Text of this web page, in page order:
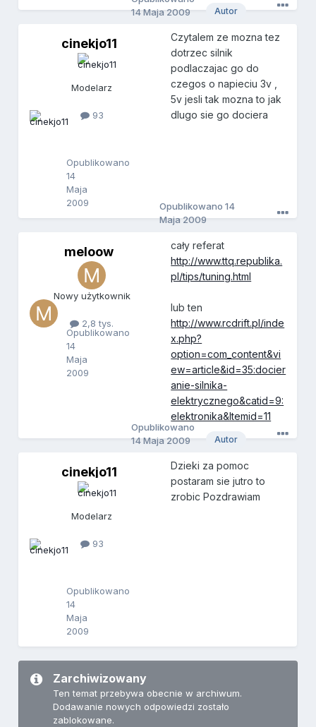
c
e
k
o
Opublikowano
14
Maja
2009
cinekjo11
Modelarz
93
Autor
14 Maja 2009
Czytalem ze mozna tez
dotrzec silnik
podlaczajac go do
czegos o napieciu 3v ,
5v jesli tak mozna to jak
dlugo sie go dociera
m
o
o
w
Opublikowano
14
Maja
2009
meloow
Nowy użytkownik
2,8 tys.
Opublikowano14
Maja 2009
cały referat
http://www.ttq.republika.
pl/tips/tuning.html
lub ten
http://www.rcdrift.pl/inde
x.php?
option=com_content&vi
ew=article&id=35:docier
anie-silnika-
elektrycznego&catid=9:
elektronika&Itemid=11
c
e
k
o
Opublikowano
14
Maja
2009
cinekjo11
Modelarz
93
Autor
Opublikowano
14 Maja 2009
Dzieki za pomoc
postaram sie jutro to
zrobic Pozdrawiam
Zarchiwizowany
Ten temat przebywa obecnie w archiwum.
Dodawanie nowych odpowiedzi zostało
zablokowane.